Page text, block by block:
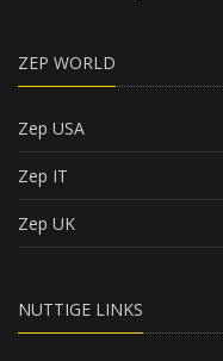
ZEP WORLD
Zep USA
Zep IT
Zep UK
NUTTIGE LINKS